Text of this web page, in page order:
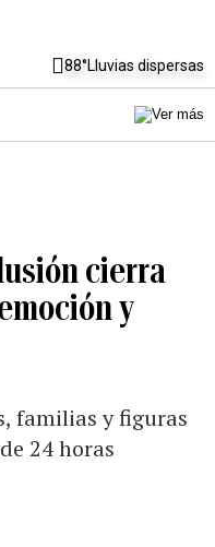
88°Lluvias dispersas
cierra
y
familias y figuras
24 horas